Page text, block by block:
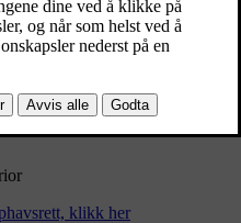
klikk her